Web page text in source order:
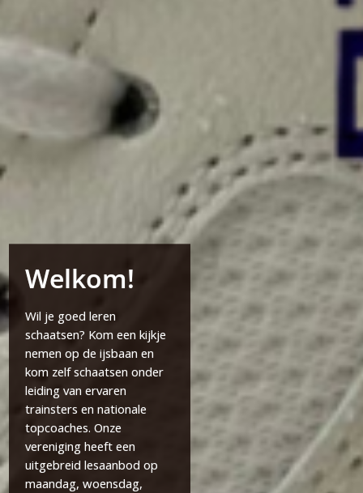
Welkom!
Wil je goed leren
schaatsen? Kom een kijkje
nemen op de ijsbaan en
kom zelf schaatsen onder
leiding van ervaren
trainsters en nationale
topcoaches. Onze
vereniging heeft een
uitgebreid lesaanbod op
maandag, woensdag,